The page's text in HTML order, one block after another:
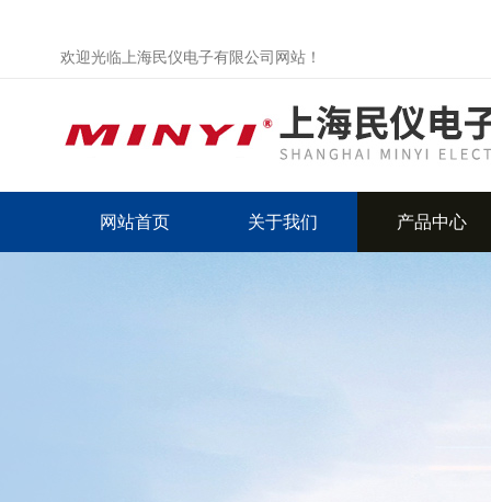
欢迎光临上海民仪电子有限公司网站！
网站首页 关于我们 产品中心